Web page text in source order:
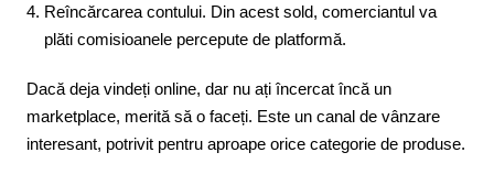
Reîncărcarea contului. Din acest sold, comerciantul va
plăti comisioanele percepute de platformă.
Dacă deja vindeți online, dar nu ați încercat încă un
marketplace, merită să o faceți. Este un canal de vânzare
interesant, potrivit pentru aproape orice categorie de produse.